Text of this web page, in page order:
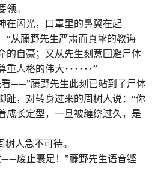
。
闪光，口罩里的鼻翼在起
“从藤野先生严肃而真挚的教诲
的自豪；又从先生刻意回避尸体
重人格的伟大･･････”
——”藤野先生此刻已站到了尸体
趾，对转身过来的周树人说：“你
成长定型，一旦被缠绕过久，是
人急不可待。
废止裹足！”藤野先生语音铿